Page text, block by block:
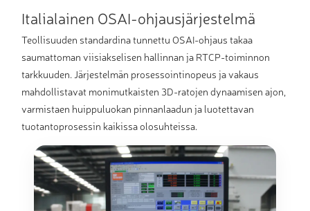
Italialainen OSAI-ohjausjärjestelmä
Teollisuuden standardina tunnettu OSAI-ohjaus takaa
saumattoman viisiakselisen hallinnan ja RTCP-toiminnon
tarkkuuden. Järjestelmän prosessointinopeus ja vakaus
mahdollistavat monimutkaisten 3D-ratojen dynaamisen ajon,
varmistaen huippuluokan pinnanlaadun ja luotettavan
tuotantoprosessin kaikissa olosuhteissa.